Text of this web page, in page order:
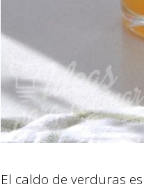
El caldo de verduras